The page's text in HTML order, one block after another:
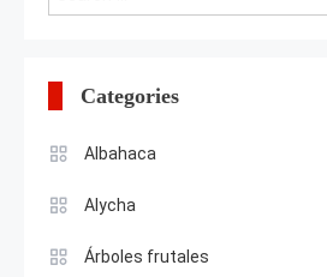
Categories
Albahaca
Alycha
Árboles frutales